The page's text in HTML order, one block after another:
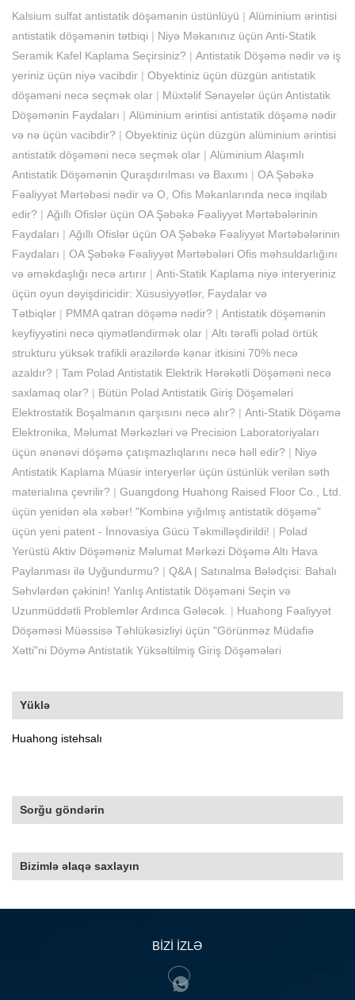
Kalsium sulfat antistatik döşəmənin üstünlüyü | Alüminium ərintisi
antistatik döşəmənin tətbiqi | Niyə Məkanınız üçün Anti-Statik
Seramik Kafel Kaplama Seçirsiniz? | Antistatik Döşəmə nədir və iş
yeriniz üçün niyə vacibdir | Obyektiniz üçün düzgün antistatik
döşəməni necə seçmək olar | Müxtəlif Sənayelər üçün Antistatik
Döşəmənin Faydaları | Alüminium ərintisi antistatik döşəmə nədir
və nə üçün vacibdir? | Obyektiniz üçün düzgün alüminium ərintisi
antistatik döşəməni necə seçmək olar | Alüminium Alaşımlı
Antistatik Döşəmənin Quraşdırılması və Baxımı | OA Şəbəkə
Fəaliyyət Mərtəbəsi nədir və O, Ofis Məkanlarında necə inqilab
edir? | Ağıllı Ofislər üçün OA Şəbəkə Fəaliyyət Mərtəbələrinin
Faydaları | Ağıllı Ofislər üçün OA Şəbəkə Fəaliyyət Mərtəbələrinin
Faydaları | OA Şəbəkə Fəaliyyət Mərtəbələri Ofis məhsuldarlığını
və əməkdaşlığı necə artırır | Anti-Statik Kaplama niyə interyeriniz
üçün oyun dəyişdiricidir: Xüsusiyyətlər, Faydalar və
Tətbiqlər | PMMA qatran döşəmə nədir? | Antistatik döşəmənin
keyfiyyətini necə qiymətləndirmək olar | Altı tərəfli polad örtük
strukturu yüksək trafikli ərazilərdə kənar itkisini 70% necə
azaldır? | Tam Polad Antistatik Elektrik Hərəkətli Döşəməni necə
saxlamaq olar? | Bütün Polad Antistatik Giriş Döşəmələri
Elektrostatik Boşalmanın qarşısını necə alır? | Anti-Statik Döşəmə
Elektronika, Məlumat Mərkəzləri və Precision Laboratoriyaları
üçün ənənəvi döşəmə çatışmazlıqlarını necə həll edir? | Niyə
Antistatik Kaplama Müasir interyerlər üçün üstünlük verilən səth
materialına çevrilir? | Guangdong Huahong Raised Floor Co., Ltd.
üçün yenidən əla xəbər! "Kombinə yığılmış antistatik döşəmə"
üçün yeni patent - İnnovasiya Gücü Təkmilləşdirildi! | Polad
Yerüstü Aktiv Döşəməniz Məlumat Mərkəzi Döşəmə Altı Hava
Paylanması ilə Uyğundurmu? | Q&A | Satınalma Bələdçisi: Bahalı
Səhvlərdən çəkinin! Yanlış Antistatik Döşəməni Seçin və
Uzunmüddətli Problemlər Ardınca Gələcək. | Huahong Fəaliyyət
Döşəməsi Müəssisə Təhlükəsizliyi üçün "Görünməz Müdafiə
Xətti"ni Döymə Antistatik Yüksəltilmiş Giriş Döşəmələri
Yüklə
Huahong istehsalı
Sorğu göndərin
Bizimlə əlaqə saxlayın
BİZİ İZLƏ